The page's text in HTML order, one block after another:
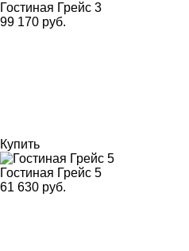
Гостиная Грейс 3
99 170 руб.
Купить
Гостиная Грейс 5
61 630 руб.